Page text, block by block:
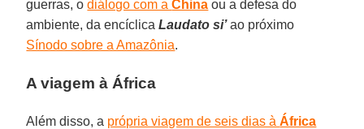
guerras, odiálogo com aChina ou a defesa do
ambiente, da encíclicaLaudato si’ ao próximo
Sínodo sobre a Amazônia.
A viagem à África
Além disso, a própria viagem de seis dias àÁfrica